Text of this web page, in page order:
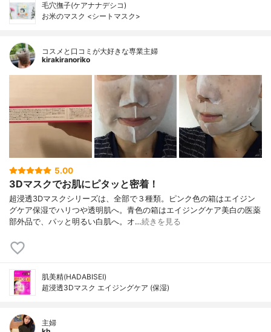
毛穴撫子(ケアナナデシコ)
お米のマスク <シートマスク>
コスメと口コミが大好きな専業主婦
kirakiranoriko
5.00
3Dマスクでお肌にピタッと密着！
超浸透3Dマスクシリーズは、全部で３種類。ピンク色の箱はエイジン
グケア保湿でハリつや透明肌へ。青色の箱はエイジングケア美白の医薬
部外品で、パッと明るい白肌へ。オ…続きを見る
肌美精(HADABISEI)
超浸透3Dマスク エイジングケア (保湿)
主婦